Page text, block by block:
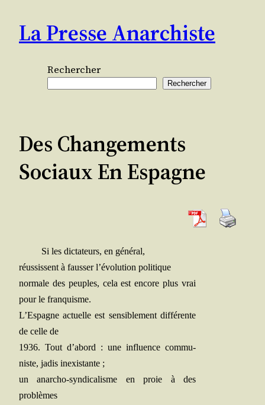
contenu
La Presse Anarchiste
Rechercher
Rechercher
Des Changements
Sociaux En Espagne
Si les dic­ta­teurs, en général,
réus­sissent à faus­ser l’évolution politique
nor­male des peuples, cela est encore plus vrai
pour le franquisme.
L’Espagne actuelle est sen­si­ble­ment dif­fé­rente
de celle de
1936. Tout d’abord : une influence com­mu­
niste, jadis inexistante ;
un anar­cho-syn­di­ca­lisme en proie à des
problèmes